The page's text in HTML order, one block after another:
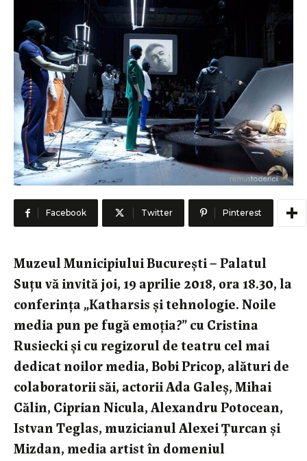
Facebook Twitter Pinterest
Muzeul Municipiului București – Palatul
Suțu vă invită joi, 19 aprilie 2018, ora 18.30, la
conferința „Katharsis și tehnologie. Noile
media pun pe fugă emoția?” cu Cristina
Rusiecki și cu regizorul de teatru cel mai
dedicat noilor media, Bobi Pricop, alături de
colaboratorii săi,actorii Ada Galeș, Mihai
Călin, Ciprian Nicula, Alexandru Potocean,
Istvan Teglas, muzicianul Alexei Țurcan și
Mizdan, media artist în domeniul